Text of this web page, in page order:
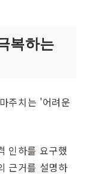
복하는
주치는 '어려운
인하를 요구했
근거를 설명하